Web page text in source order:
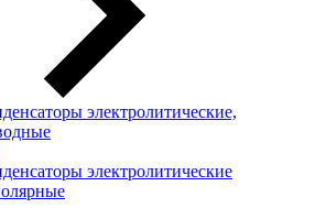
электролитические,
электролитические